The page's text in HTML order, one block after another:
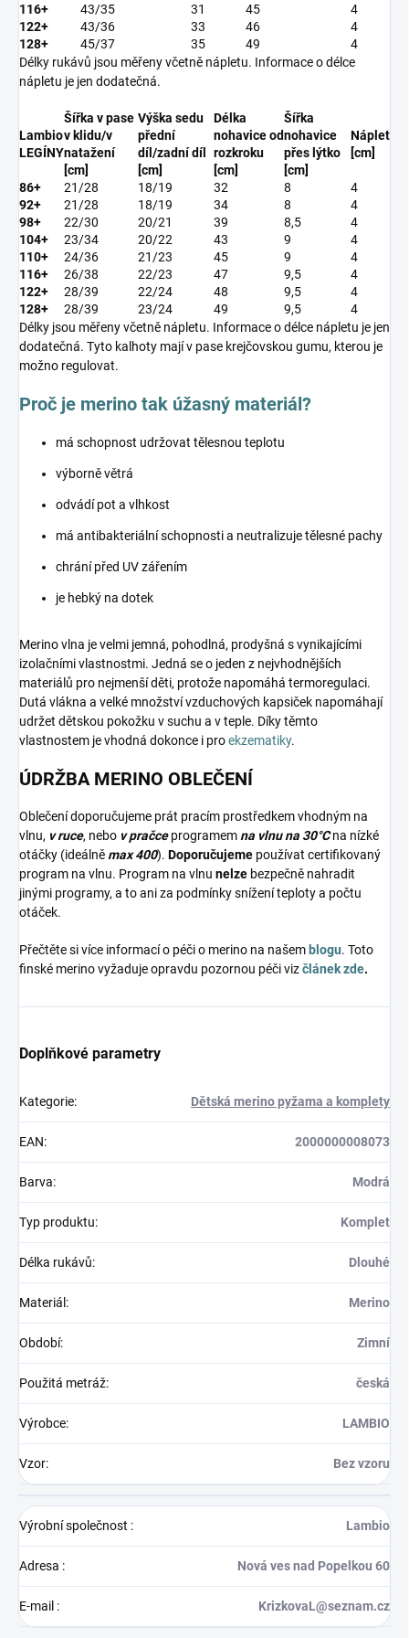
116+ 43/35 31 45
4
122+
43/36 33 46
4
128+
45/37 35 49
4
Délky rukávů jsou měřeny včetně nápletu. Informace o délce
nápletu je jen dodatečná.
Lambio
LEGÍNY
Šířka v pase
v klidu/v
natažení
[cm]
Výška sedu
přední
díl/zadní díl
[cm]
Délka
nohavice od
rozkroku
[cm]
Šířka
nohavice
přes lýtko
[cm]
Náplet
[cm]
86+ 21/28 18/19 32 8
4
92+
21/28 18/19 34 8
4
98+
22/30 20/21 39 8,5
4
104+
23/34 20/22 43 9
4
110+
24/36 21/23 45 9
4
116+
26/38 22/23 47 9,5
4
122+
28/39 22/24 48 9,5
4
128+
28/39 23/24 49 9,5
4
Délky jsou měřeny včetně nápletu. Informace o délce nápletu je jen
dodatečná. Tyto kalhoty mají v pase krejčovskou gumu, kterou je
možno regulovat.
Proč je merino tak úžasný materiál?
má schopnost udržovat tělesnou teplotu
výborně větrá
odvádí pot a vlhkost
má antibakteriální schopnosti a neutralizuje tělesné pachy
chrání před UV zářením
je hebký na dotek
Merino vlna je velmi jemná, pohodlná, prodyšná s vynikajícími
izolačními vlastnostmi. Jedná se o jeden z nejvhodnějších
materiálů pro nejmenší děti, protože napomáhá termoregulaci.
Dutá vlákna a velké množství vzduchových kapsiček napomáhají
udržet dětskou pokožku v suchu a v teple. Díky těmto
vlastnostem je vhodná dokonce i proekzematiky.
ÚDRŽBA MERINO OBLEČENÍ
Oblečení doporučujeme prát pracím prostředkem vhodným na
vlnu, v ruce, nebo v pračceprogramemna vlnu na 30°Cna nízké
otáčky (ideálněmax 400). Doporučujeme používat certifikovaný
program na vlnu. Program na vlnu nelze bezpečně nahradit
jinými programy, a to ani za podmínky snížení teploty a počtu
otáček.
Přečtěte si více informací o péči o merino na našem blogu. Toto
finské merino vyžaduje opravdu pozornou péči vizčlánek zde.
Doplňkové parametry
Kategorie: Dětská merino pyžama a komplety
EAN: 2000000008073
Barva: Modrá
Typ produktu: Komplet
Délka rukávů: Dlouhé
Materiál : Merino
Období: Zimní
Použitá metráž: česká
Výrobce: LAMBIO
Vzor: Bez vzoru
Výrobní společnost : Lambio
Adresa : Nová ves nad Popelkou 60
E-mail : KrizkovaL@seznam.cz